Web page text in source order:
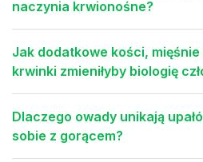
naczynia krwionośne?
Jak dodatkowe kości,
krwinki zmieniłyby biologię
Dlaczego owady unikają
sobie z gorącem?